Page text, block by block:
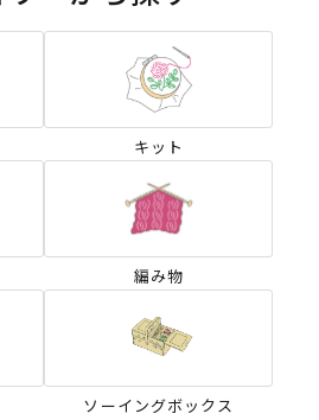
キット
編み物
ソーイングボックス